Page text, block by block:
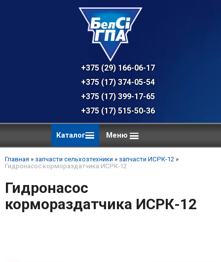
+375 (29) 166-06-17 - техническая
+375 (17) 374-05-54 - общий отдел,
+375 (17) 399-17-65
+375 (17) 515-50-36
Каталог Меню
Главная » запчасти сельхозтехники » запчасти ИСРК-12 »
Гидронасос кормораздатчика ИСРК-12
Гидронасос
кормораздатчика ИСРК-12